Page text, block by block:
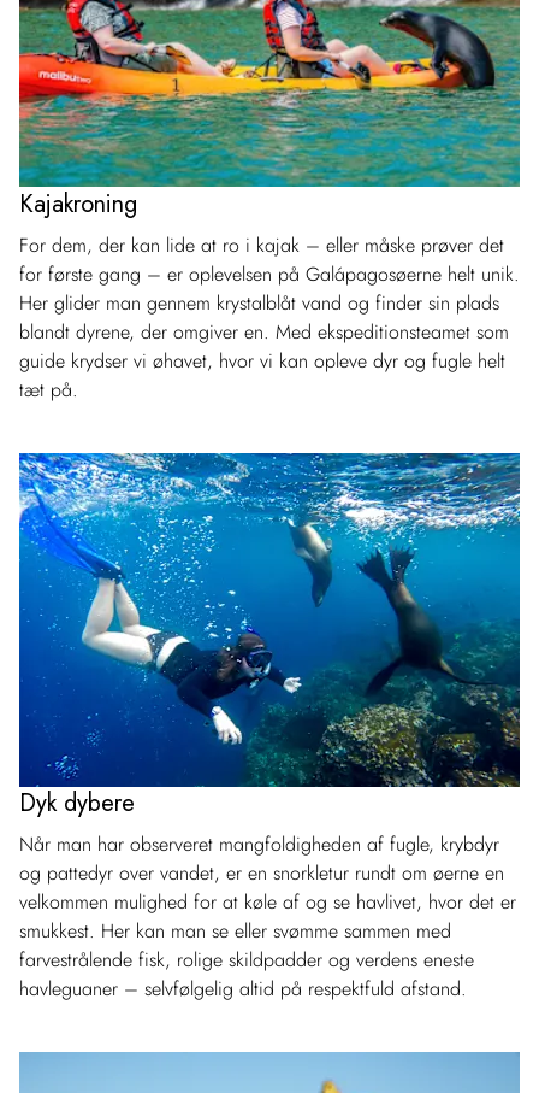
Kajakroning
For dem, der kan lide at ro i kajak – eller måske prøver det
for første gang – er oplevelsen på Galápagosøerne helt unik.
Her glider man gennem krystalblåt vand og finder sin plads
blandt dyrene, der omgiver en. Med ekspeditionsteamet som
guide krydser vi øhavet, hvor vi kan opleve dyr og fugle helt
tæt på.
Dyk dybere
Når man har observeret mangfoldigheden af fugle, krybdyr
og pattedyr over vandet, er en snorkletur rundt om øerne en
velkommen mulighed for at køle af og se havlivet, hvor det er
smukkest. Her kan man se eller svømme sammen med
farvestrålende fisk, rolige skildpadder og verdens eneste
havleguaner – selvfølgelig altid på respektfuld afstand.